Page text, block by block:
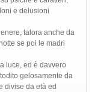
e delusioni
talora anche da
se poi le madri
luce, ed è davvero
gelosamente da
divise da età ed